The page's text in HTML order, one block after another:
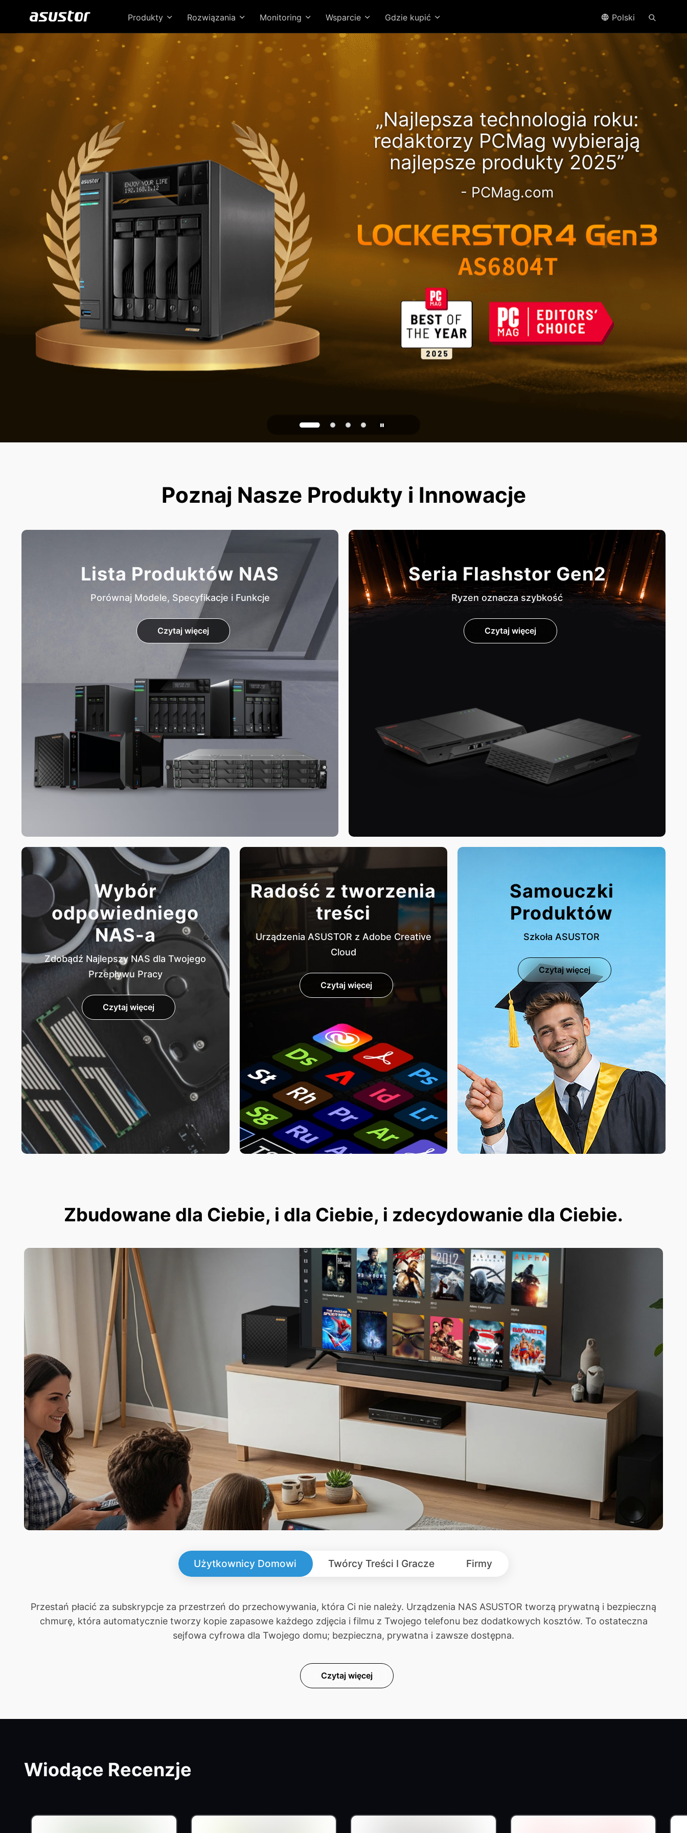
Produkty Rozwiązania Monitoring Wsparcie Gdzie kupić Polski
„Najlepsza technologia roku:
redaktorzy PCMag wybierają
najlepsze produkty 2025”
- PCMag.com
Lockerstor 24R Pro Gen2
zapewnia rosnącą wydajność i
prędkości Ryzen!
Wysokowartościowy 2.5GbE NAS
Niezawodne przechowywanie dla
domu i biura
PQC Ready
Obrona przed przyszłymi atakami kwantowymi
Poznaj Nasze Produkty i Innowacje
Lista Produktów NAS
Porównaj Modele, Specyfikacje i Funkcje
Czytaj więcej
Seria Flashstor Gen2
Ryzen oznacza szybkość
Czytaj więcej
Wybór
odpowiedniego
NAS-a
Zdobądź Najlepszy NAS dla Twojego
Przepływu Pracy
Czytaj więcej
Radość z tworzenia
treści
Urządzenia ASUSTOR z Adobe Creative
Cloud
Czytaj więcej
Samouczki
Produktów
Szkoła ASUSTOR
Czytaj więcej
Zbudowane dla Ciebie, i dla Ciebie, i zdecydowanie dla Ciebie.
Użytkownicy Domowi Twórcy Treści I Gracze Firmy
Przestań płacić za subskrypcje za przestrzeń do przechowywania, która Ci nie należy. Urządzenia NAS ASUSTOR tworzą prywatną i bezpieczną
chmurę, która automatycznie tworzy kopie zapasowe każdego zdjęcia i filmu z Twojego telefonu bez dodatkowych kosztów. To ostateczna
sejfowa cyfrowa dla Twojego domu; bezpieczna, prywatna i zawsze dostępna.
Czytaj więcej
Wiodące Recenzje